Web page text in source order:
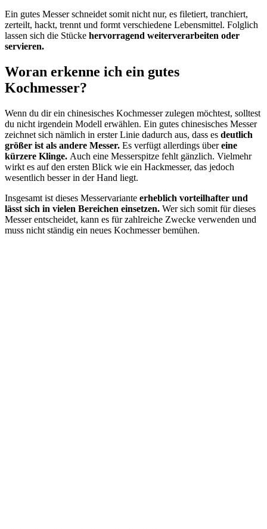
Ein gutes Messer schneidet somit nicht nur, es filetiert, tranchiert,
zerteilt, hackt, trennt und formt verschiedene Lebensmittel. Folglich
lassen sich die Stücke hervorragend weiterverarbeiten oder
servieren.
Woran erkenne ich ein gutes
Kochmesser?
Wenn du dir ein chinesisches Kochmesser zulegen möchtest, solltest
du nicht irgendein Modell erwählen. Ein gutes chinesisches Messer
zeichnet sich nämlich in erster Linie dadurch aus, dass es deutlich
größer ist als andere Messer. Es verfügt allerdings übereine
kürzere Klinge. Auch eine Messerspitze fehlt gänzlich. Vielmehr
wirkt es auf den ersten Blick wie ein Hackmesser, das jedoch
wesentlich besser in der Hand liegt.
Insgesamt ist dieses Messervariante erheblich vorteilhafter und
lässt sich in vielen Bereichen einsetzen. Wer sich somit für dieses
Messer entscheidet, kann es für zahlreiche Zwecke verwenden und
muss nicht ständig ein neues Kochmesser bemühen.